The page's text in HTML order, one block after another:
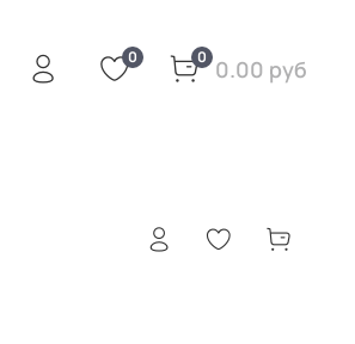
0 0 0.00 руб